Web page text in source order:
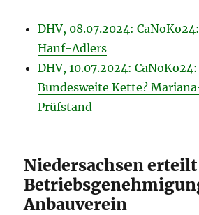
DHV, 08.07.2024:
Hanf-Adlers
DHV, 10.07.2024: CaNoKo24:
Bundesweite Kette?
Prüfstand
Niedersachsen
Anbauverein